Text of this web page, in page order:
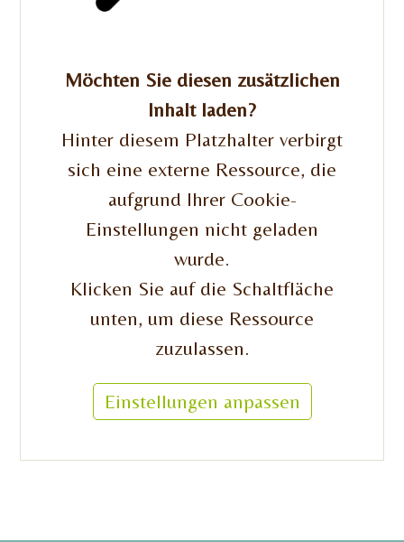
Möchten Sie diesen zusätzlichen
Inhalt laden?
Hinter diesem Platzhalter verbirgt
sich eine externe Ressource, die
aufgrund Ihrer Cookie-
Einstellungen nicht geladen
wurde.
Klicken Sie auf die Schaltfläche
unten, um diese Ressource
zuzulassen.
Einstellungen anpassen